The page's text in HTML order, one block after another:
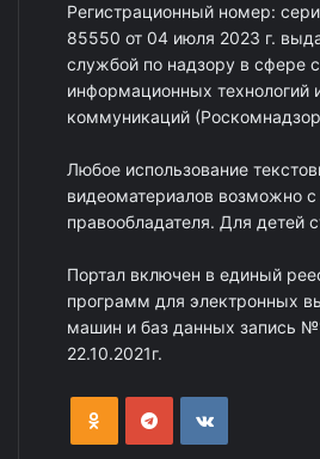
Регистрационный номер:
85550 от 04 июля 2023 г.
службой по надзору в сфере
информационных технологий
коммуникаций
Любое использование
видеоматериалов возможно с
правообладателя. Для детей
Портал включен в единый
программ для электронных
машин и баз данных запись
22.10.2021г.